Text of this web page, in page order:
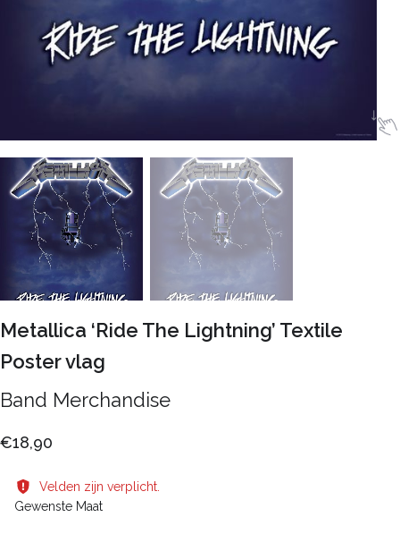
Metallica ‘Ride The Lightning’ Textile
Poster vlag
Band Merchandise
€18,90
Velden zijn verplicht.
Gewenste Maat